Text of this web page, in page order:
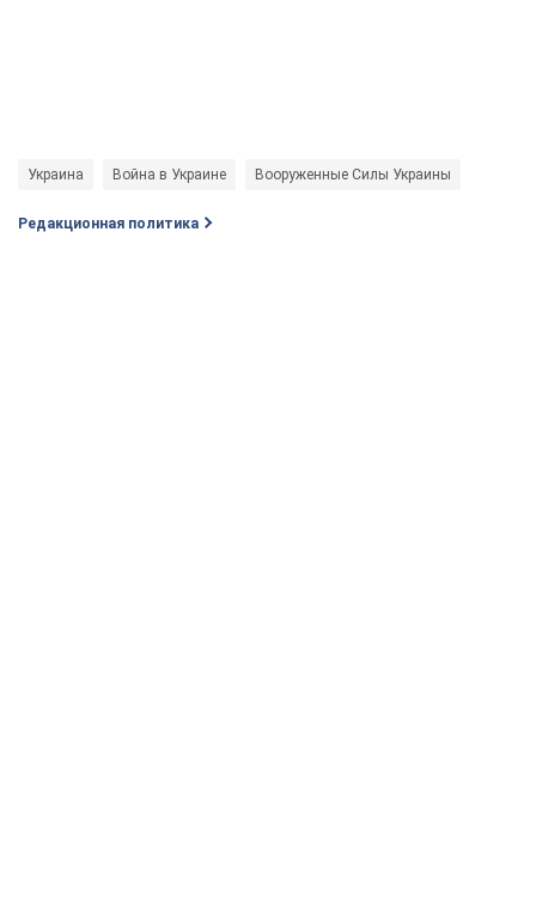
Украина Война в Украине Вооруженные Силы Украины
Редакционная политика